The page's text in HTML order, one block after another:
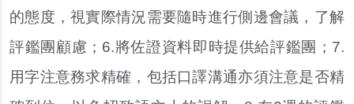
的態度，視實際情況需要隨時進行側邊會議，了解
評鑑團顧慮；6.將佐證資料即時提供給評鑑團；7.
用字注意務求精確，包括口譯溝通亦須注意是否精